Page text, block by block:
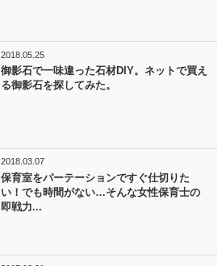
2018.05.25
御影石で一味違った石材DIY。ネットで買え
る御影石を探してみた。
2018.03.07
保育室をパーテーションですぐ仕切りた
い！でも時間がない…そんな女性保育士の
即戦力...